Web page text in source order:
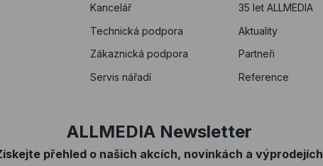
Kancelář
Technická podpora
Zákaznická podpora
Servis nářadí
35 let ALLMEDIA
Aktuality
Partneři
Reference
ALLMEDIA Newsletter
přehled o našich akcích, novinkách a výprodejích